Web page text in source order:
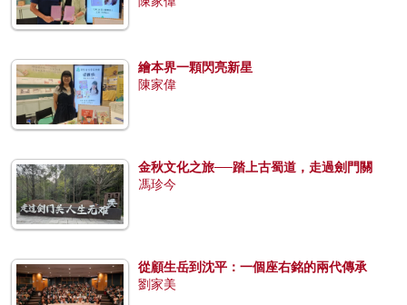
繪本界一顆閃亮新星
陳家偉
金秋文化之旅──踏上古蜀道，走過劍門關
馮珍今
從顧生岳到沈平：一個座右銘的兩代傳承
劉家美